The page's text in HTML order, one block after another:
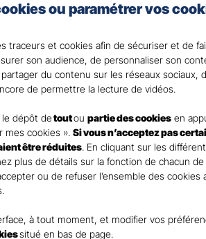
contrats couvrent les
pourriez subir.
des accidents de la
?
ou paramétrer vos
traceurs et cookies afin de sécuriser et de
son audience, de personnaliser son
du contenu sur les réseaux sociaux,
de permettre la lecture de vidéos.
dépôt detoutou partie des cookies en
mes cookies ». Si vous n’acceptez pas
être réduites. En cliquant sur les
plus de détails sur la fonction de chacun
ou de refuser l’ensemble des cookies
à tout moment, et modifier vos
situé en bas de page.